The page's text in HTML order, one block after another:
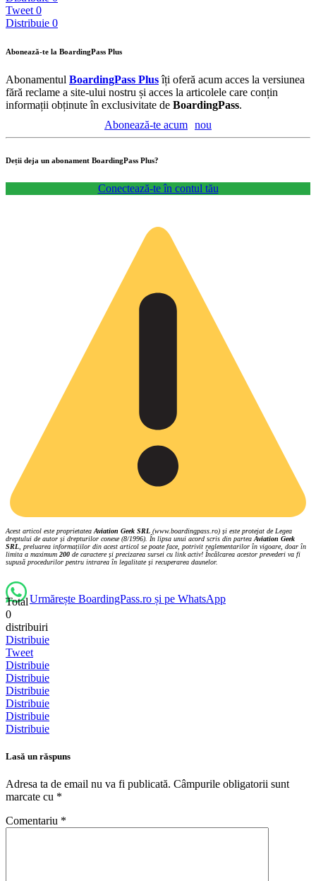
Tweet 0
Distribuie 0
Abonează-te la BoardingPass Plus
Abonamentul BoardingPass Plusîți oferă acum acces la versiunea
fără reclame a site-ului nostru și acces la articolele care conțin
informații obținute în exclusivitate de BoardingPass.
Abonează-te acum nou
Deții deja un abonament BoardingPass Plus?
Conectează-te în contul tău
Acest articol este proprietatea Aviation Geek SRL (www.boardingpass.ro) și este protejat de Legea
dreptului de autor și drepturilor conexe (8/1996). În lipsa unui acord scris din partea Aviation Geek
SRL , preluarea informațiilor din acest articol se poate face, potrivit reglementarilor în vigoare, doar în
limita a maximum 200 de caractere și precizarea sursei cu link activ! Încălcarea acestor prevederi va fi
supusă procedurilor pentru intrarea în legalitate și recuperarea daunelor.
Urmărește BoardingPass.ro și pe WhatsApp
Total
0
distribuiri
Distribuie
Tweet
Distribuie
Distribuie
Distribuie
Distribuie
Distribuie
Distribuie
Lasă un răspuns
Adresa ta de email nu va fi publicată. Câmpurile obligatorii sunt
marcate cu *
Comentariu *